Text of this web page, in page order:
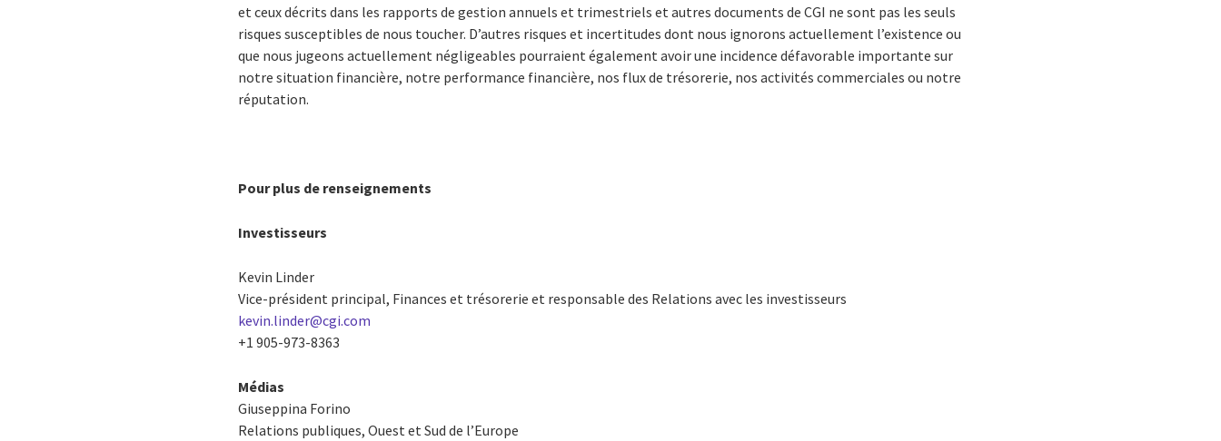
et ceux décrits dans les rapports de gestion annuels et trimestriels et autres documents de CGI ne sont pas les seuls
risques susceptibles de nous toucher. D’autres risques et incertitudes dont nous ignorons actuellement l’existence ou
que nous jugeons actuellement négligeables pourraient également avoir une incidence défavorable importante sur
notre situation financière, notre performance financière, nos flux de trésorerie, nos activités commerciales ou notre
réputation.
Pour plus de renseignements
Investisseurs
Kevin Linder
Vice-président principal, Finances et trésorerie et responsable des Relations avec les investisseurs
kevin.linder@cgi.com
+1 905-973-8363
Médias
Giuseppina Forino
Relations publiques, Ouest et Sud de l’Europe